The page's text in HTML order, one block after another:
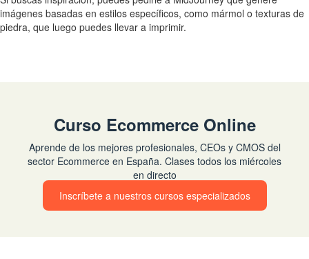
imágenes basadas en estilos específicos, como mármol o texturas de
piedra, que luego puedes llevar a imprimir.
Curso Ecommerce Online
Aprende de los mejores profesionales, CEOs y CMOS del
sector Ecommerce en España. Clases todos los miércoles
en directo
Inscríbete a nuestros cursos especializados